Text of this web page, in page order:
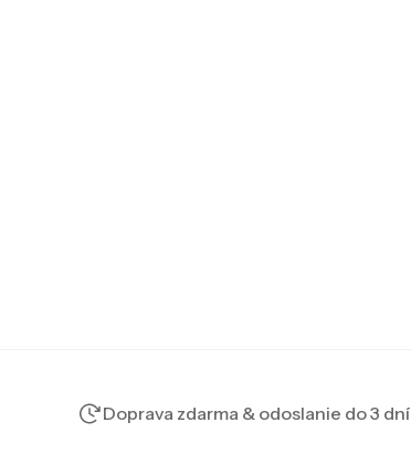
Doprava zdarma & odoslanie do 3 dní